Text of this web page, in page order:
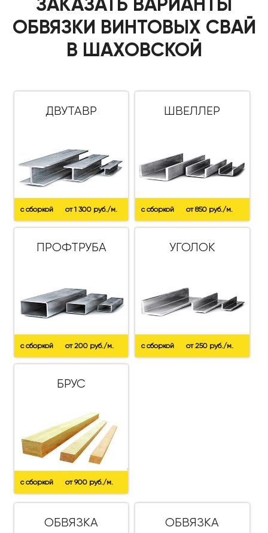
ОБВЯЗКИ ВИНТОВЫХ СВАЙ
В ШАХОВСКОЙ
ДВУТАВР
с сборкой от 1 300 руб./м.
ШВЕЛЛЕР
с сборкой от 850 руб./м.
ПРОФТРУБА
с сборкой от 200 руб./м.
УГОЛОК
с сборкой от 250 руб./м.
БРУС
с сборкой от 900 руб./м.
ОБВЯЗКА
ОБВЯЗКА